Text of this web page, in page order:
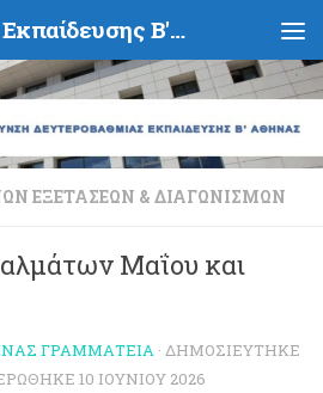
Διεύθυνση Β/μιας Εκπαίδευσης Β' Αθήνας - Υπουργείο Παιδείας, Θρησκευμάτων και Αθλητισμού- Ελληνική Δημοκρατία
ΕΞΕΤΆΣΕΩΝ & ΔΙΑΓΩΝΙΣΜΏΝ
Μαΐου και
ΓΡΑΜΜΑΤΕΊΑ · ΔΗΜΟΣΙΕΎΤΗΚΕ
10 ΙΟΥΝΊΟΥ 2026